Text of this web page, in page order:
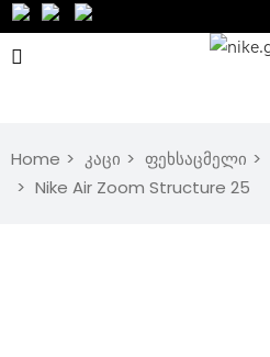
Home კაცი ფეხსაცმელი
Nike Air Zoom Structure 25